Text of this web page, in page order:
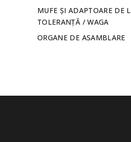
MUFE ȘI ADAPTOARE DE
TOLERANȚĂ / WAGA
ORGANE DE ASAMBLARE